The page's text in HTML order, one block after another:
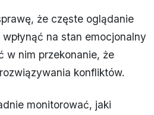
że częste oglądanie
na stan emocjonalny
w nim przekonanie, że
konfliktów.
monitorować, jaki